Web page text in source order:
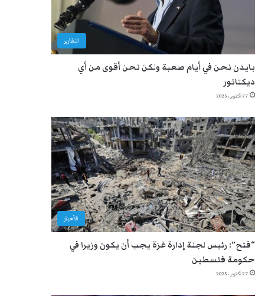
التقارير
بايدن نحن في أيام صعبة ولكن نحن أقوى من أي
ديكتاتور
27 أكتوبر، 2025
الأخبار
“فتح”: رئيس لجنة إدارة غزة يجب أن يكون وزيرا في
حكومة فلسطين
27 أكتوبر، 2025